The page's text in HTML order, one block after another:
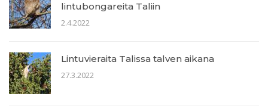
lintubongareita Taliin
2.4.2022
Lintuvieraita Talissa talven aikana
27.3.2022